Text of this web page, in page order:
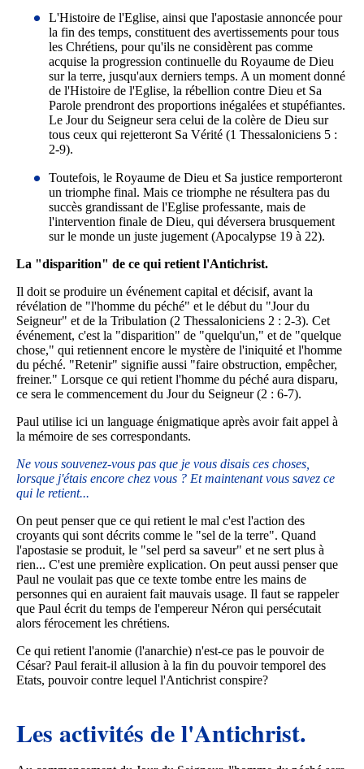
L'Histoire de l'Eglise, ainsi que l'apostasie annoncée pour
la fin des temps, constituent des avertissements pour tous
les Chrétiens, pour qu'ils ne considèrent pas comme
acquise la progression continuelle du Royaume de Dieu
sur la terre, jusqu'aux derniers temps. A un moment donné
de l'Histoire de l'Eglise, la rébellion contre Dieu et Sa
Parole prendront des proportions inégalées et stupéfiantes.
Le Jour du Seigneur sera celui de la colère de Dieu sur
tous ceux qui rejetteront Sa Vérité (1 Thessaloniciens 5 :
2-9).
Toutefois, le Royaume de Dieu et Sa justice remporteront
un triomphe final. Mais ce triomphe ne résultera pas du
succès grandissant de l'Eglise professante, mais de
l'intervention finale de Dieu, qui déversera brusquement
sur le monde un juste jugement (Apocalypse 19 à 22).
La "disparition" de ce qui retient l'Antichrist.
Il doit se produire un événement capital et décisif, avant la
révélation de "l'homme du péché" et le début du "Jour du
Seigneur" et de la Tribulation (2 Thessaloniciens 2 : 2-3). Cet
événement, c'est la "disparition" de "quelqu'un," et de "quelque
chose," qui retiennent encore le mystère de l'iniquité et l'homme
du péché. "Retenir" signifie aussi "faire obstruction, empêcher,
freiner." Lorsque ce qui retient l'homme du péché aura disparu,
ce sera le commencement du Jour du Seigneur (2 : 6-7).
Paul utilise ici un language énigmatique après avoir fait appel à
la mémoire de ses correspondants.
Ne vous souvenez-vous pas que je vous disais ces choses,
lorsque j'étais encore chez vous ? Et maintenant vous savez ce
qui le retient...
On peut penser que ce qui retient le mal c'est l'action des
croyants qui sont décrits comme le "sel de la terre". Quand
l'apostasie se produit, le "sel perd sa saveur" et ne sert plus à
rien... C'est une première explication. On peut aussi penser que
Paul ne voulait pas que ce texte tombe entre les mains de
personnes qui en auraient fait mauvais usage. Il faut se rappeler
que Paul écrit du temps de l'empereur Néron qui persécutait
alors férocement les chrétiens.
Ce qui retient l'anomie (l'anarchie) n'est-ce pas le pouvoir de
César? Paul ferait-il allusion à la fin du pouvoir temporel des
Etats, pouvoir contre lequel l'Antichrist conspire?
Les activités de l'Antichrist.